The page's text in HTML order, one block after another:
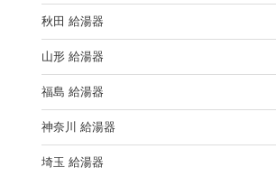
秋田 給湯器
山形 給湯器
福島 給湯器
神奈川 給湯器
埼玉 給湯器